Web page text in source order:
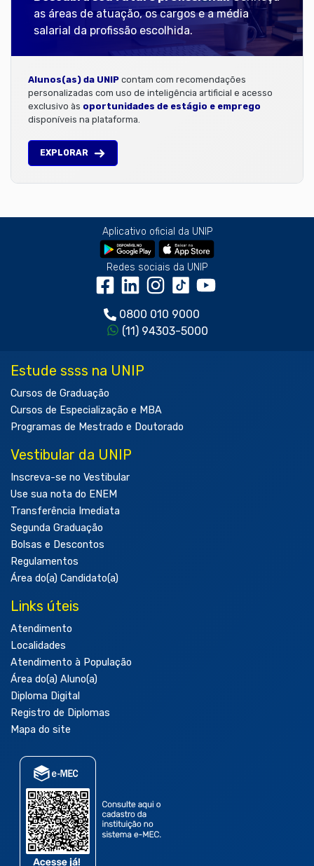
as áreas de atuação, os cargos e a média
salarial da profissão escolhida.
Alunos(as) da UNIP contam com recomendações
personalizadas com uso de inteligência artificial e acesso
exclusivo às oportunidades de estágio e emprego
disponíveis na plataforma.
EXPLORAR
Aplicativo oficial da UNIP
Redes sociais da UNIP
0800 010 9000
(11) 94303-5000
Estude ssss na UNIP
Cursos de Graduação
Cursos de Especialização e MBA
Programas de Mestrado e Doutorado
Vestibular da UNIP
Inscreva-se no Vestibular
Use sua nota do ENEM
Transferência Imediata
Segunda Graduação
Bolsas e Descontos
Regulamentos
Área do(a) Candidato(a)
Links úteis
Atendimento
Localidades
Atendimento à População
Área do(a) Aluno(a)
Diploma Digital
Registro de Diplomas
Mapa do site